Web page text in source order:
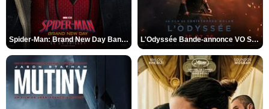
Spider-Man: Brand New Day Bande-annonce VO STFR L'Odyssée Bande-annonce VO STFR